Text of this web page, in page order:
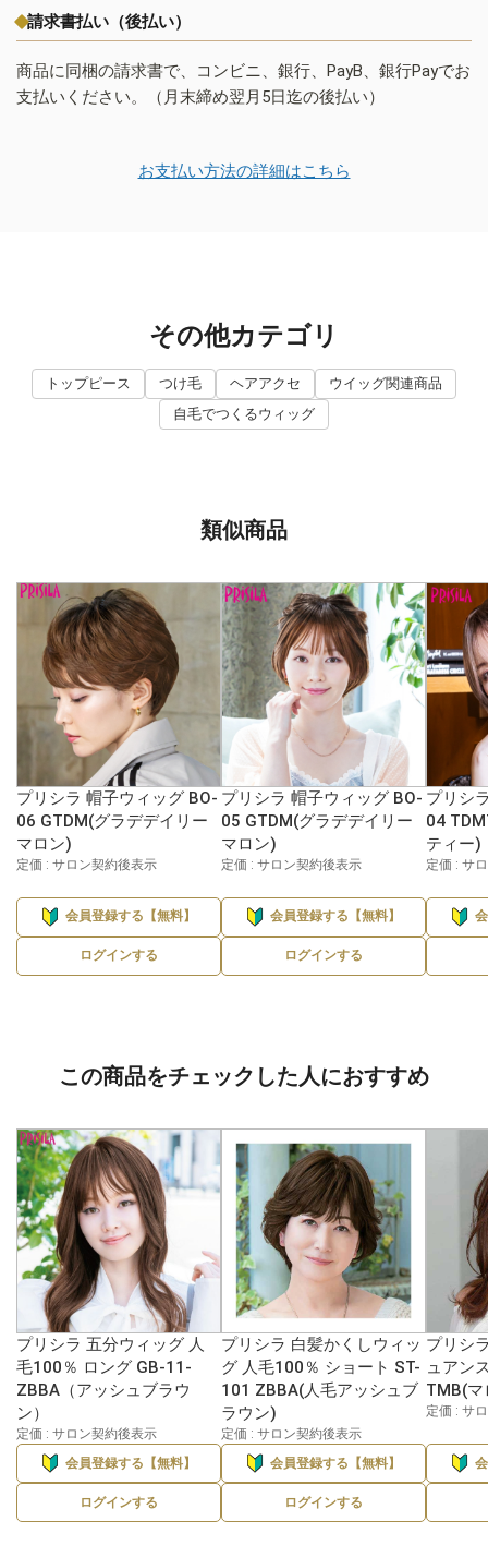
請求書払い（後払い）
商品に同梱の請求書で、コンビニ、銀行、PayB、銀行Payでお
支払いください。（月末締め翌月5日迄の後払い）
お支払い方法の詳細はこちら
その他カテゴリ
トップピース つけ毛 ヘアアクセ
ウイッグ関連商品
自毛でつくるウィッグ
類似商品
プリシラ 帽子ウィッグ BO-
06 GTDM(グラデデイリー
マロン)
定価 : サロン契約後表示
会員登録する【無料】
ログインする
プリシラ 帽子ウィッグ BO-
05 GTDM(グラデデイリー
マロン)
定価 : サロン契約後表示
会員登録する【無料】
ログインする
プリシ
04
ティー)
定価 : サ
この商品をチェックした人におすすめ
プリシラ 五分ウィッグ 人
毛100％ ロング GB-11-
ZBBA（アッシュブラウ
ン）
定価 : サロン契約後表示
会員登録する【無料】
ログインする
プリシラ 白髪かくしウィッ
グ 人毛100％ ショート ST-
101 ZBBA(人毛アッシュブ
ラウン)
定価 : サロン契約後表示
会員登録する【無料】
ログインする
プリシ
ュアン
TMB(
定価 : サ